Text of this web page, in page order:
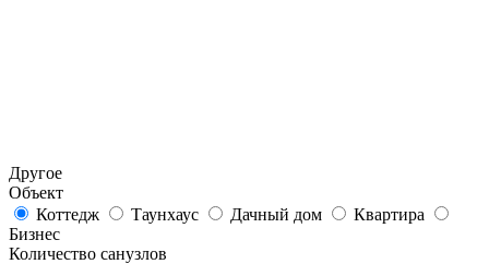
Другое
Объект
Коттедж
Таунхаус Дачный дом
Квартира
Бизнес
Количество санузлов